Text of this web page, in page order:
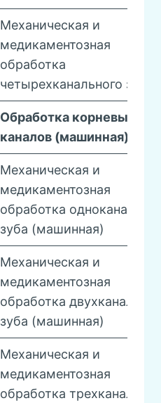
Механическая и
медикаментозная
обработка
четырехканального зуба
Обработка корневых
каналов (машинная)
Механическая и
медикаментозная
обработка
зуба (машинная)
Механическая и
медикаментозная
обработка
зуба (машинная)
Механическая и
медикаментозная
обработка